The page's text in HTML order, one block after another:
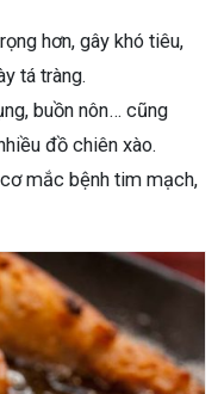
hơn, gây khó tiêu,
tá tràng.
buồn nôn… cũng
đồ chiên xào.
mắc bệnh tim mạch,